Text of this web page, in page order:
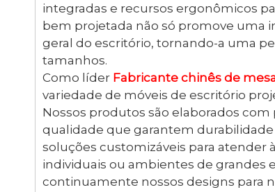
integradas e recursos ergonômicos
bem projetada não só promove uma
geral do escritório, tornando-a uma
tamanhos.
Como líder Fabricante chinês de
variedade de móveis de escritório
Nossos produtos são elaborados
qualidade que garantem
soluções customizáveis ​​para atender
individuais ou ambientes de grandes
continuamente nossos designs para